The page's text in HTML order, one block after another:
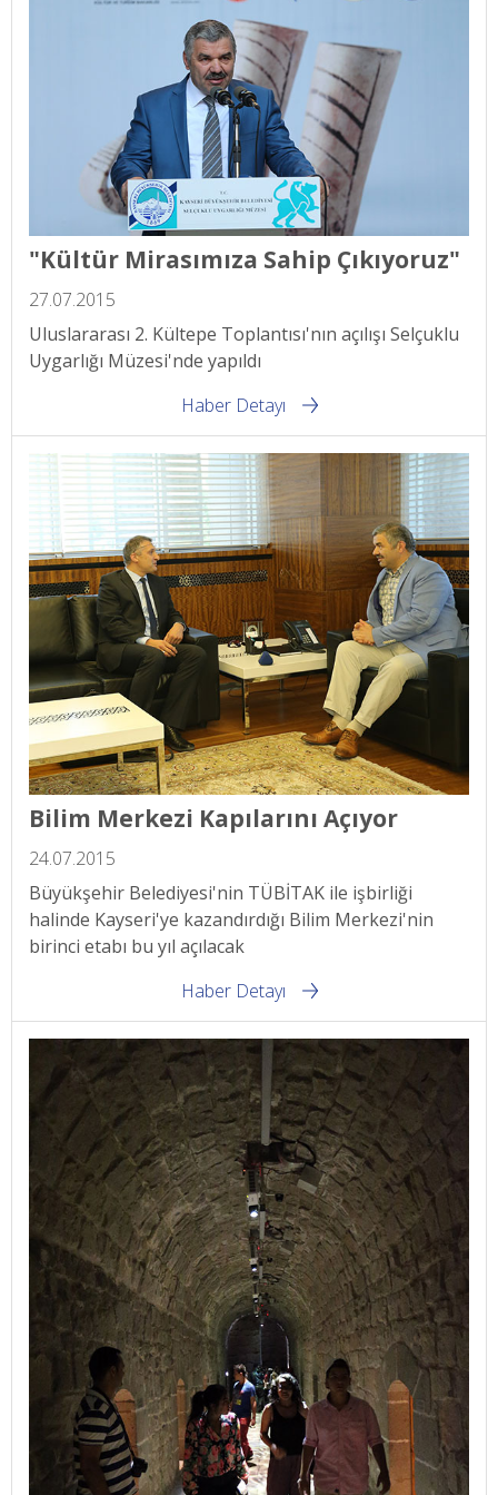
"Kültür Mirasımıza Sahip Çıkıyoruz"
27.07.2015
Uluslararası 2. Kültepe Toplantısı'nın açılışı Selçuklu
Uygarlığı Müzesi'nde yapıldı
Haber Detayı
Bilim Merkezi Kapılarını Açıyor
24.07.2015
Büyükşehir Belediyesi'nin TÜBİTAK ile işbirliği
halinde Kayseri'ye kazandırdığı Bilim Merkezi'nin
birinci etabı bu yıl açılacak
Haber Detayı